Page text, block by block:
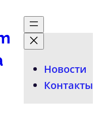
Новости
Контакты